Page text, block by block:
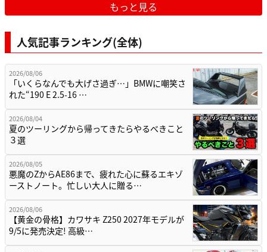
もっと見る
人気記事ランキング(全体)
2026/08/06
「いくらなんでも大げさ過ぎ…」BMWに嘲笑さ
れた“190 E 2.5-16 …
2026/08/04
夏のツーリングから帰ってきたらやるべきこと
３選
2026/08/05
悪魔のZからAE86まで、疲れた心に蘇るエキゾ
ーストノート。忙しい大人に贈る…
2026/08/06
【黄金の骨格】カワサキ Z250 2027年モデルが
9/5に発売決定! 高級…